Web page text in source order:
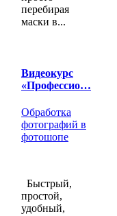
перебирая
маски в...
Видеокурс
«Профессио…
Обработка
фотографий в
фотошопе
Быстрый,
простой,
удобный,